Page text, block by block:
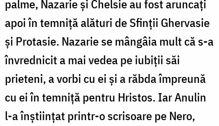
palme, Nazarie şi Chelsie au fost aruncaţi
apoi în temniţă alături de Sfinţii Ghervasie
şi Protasie. Nazarie se mângâia mult că s-a
învrednicit a mai vedea pe iubiţii săi
prieteni, a vorbi cu ei şi a răbda împreună
cu ei în temniţă pentru Hristos. Iar Anulin
l-a înştiinţat printr-o scrisoare pe Nero,